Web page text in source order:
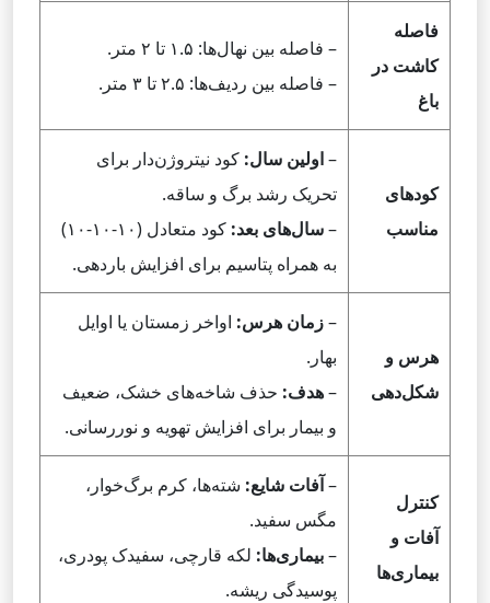
فاصله
کاشت در
باغ
– فاصله بین نهال‌ها: ۱.۵ تا ۲ متر.
– فاصله بین ردیف‌ها: ۲.۵ تا ۳ متر.
کودهای
مناسب
–اولین سال: کود نیتروژن‌دار برای
تحریک رشد برگ و ساقه.
–سال‌های بعد:
کود متعادل (۱۰-۱۰-۱۰)
به همراه پتاسیم برای افزایش باردهی.
هرس و
شکل‌دهی
–زمان هرس: اواخر زمستان یا اوایل
بهار.
–هدف: حذف شاخه‌های خشک، ضعیف
و بیمار برای افزایش تهویه و نوررسانی.
کنترل
آفات و
بیماری‌ها
–آفات شایع: شته‌ها، کرم برگ‌خوار،
مگس سفید.
–بیماری‌ها: لکه قارچی، سفیدک پودری،
پوسیدگی ریشه.